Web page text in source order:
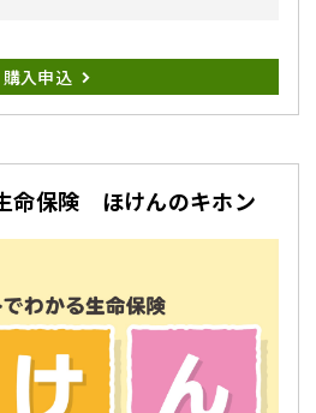
購入申込
命保険 ほけんのキホン